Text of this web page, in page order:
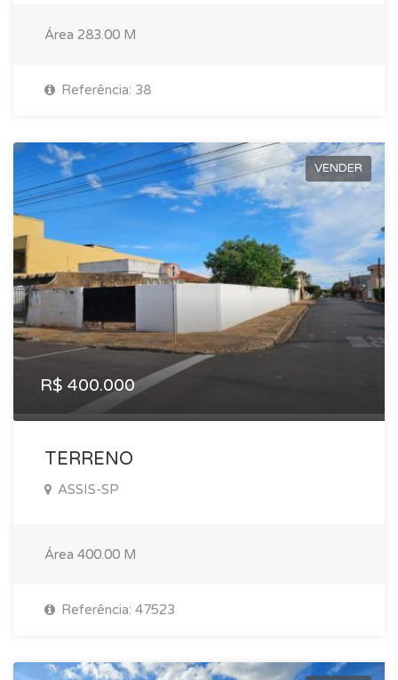
Área 283.00 M
Referência: 38
VENDER
R$ 400.000
TERRENO
ASSIS-SP
Área 400.00 M
Referência: 47523